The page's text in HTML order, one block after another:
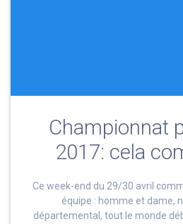
Championnat
2017: cela
Ce week-end du 29/30 avril
équipe : homme et dame,
départemental, tout le monde